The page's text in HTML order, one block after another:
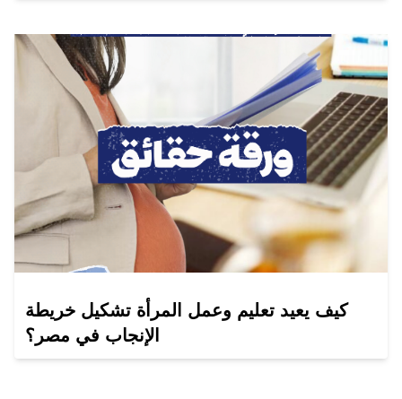
كيف يعيد تعليم وعمل المرأة تشكيل خريطة
الإنجاب في مصر؟